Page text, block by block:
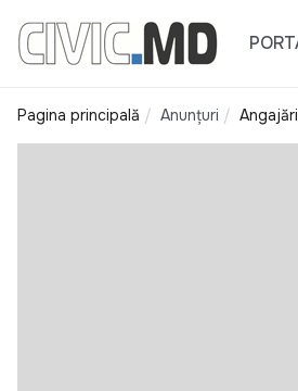
Pagina principală Anunțuri Angajări